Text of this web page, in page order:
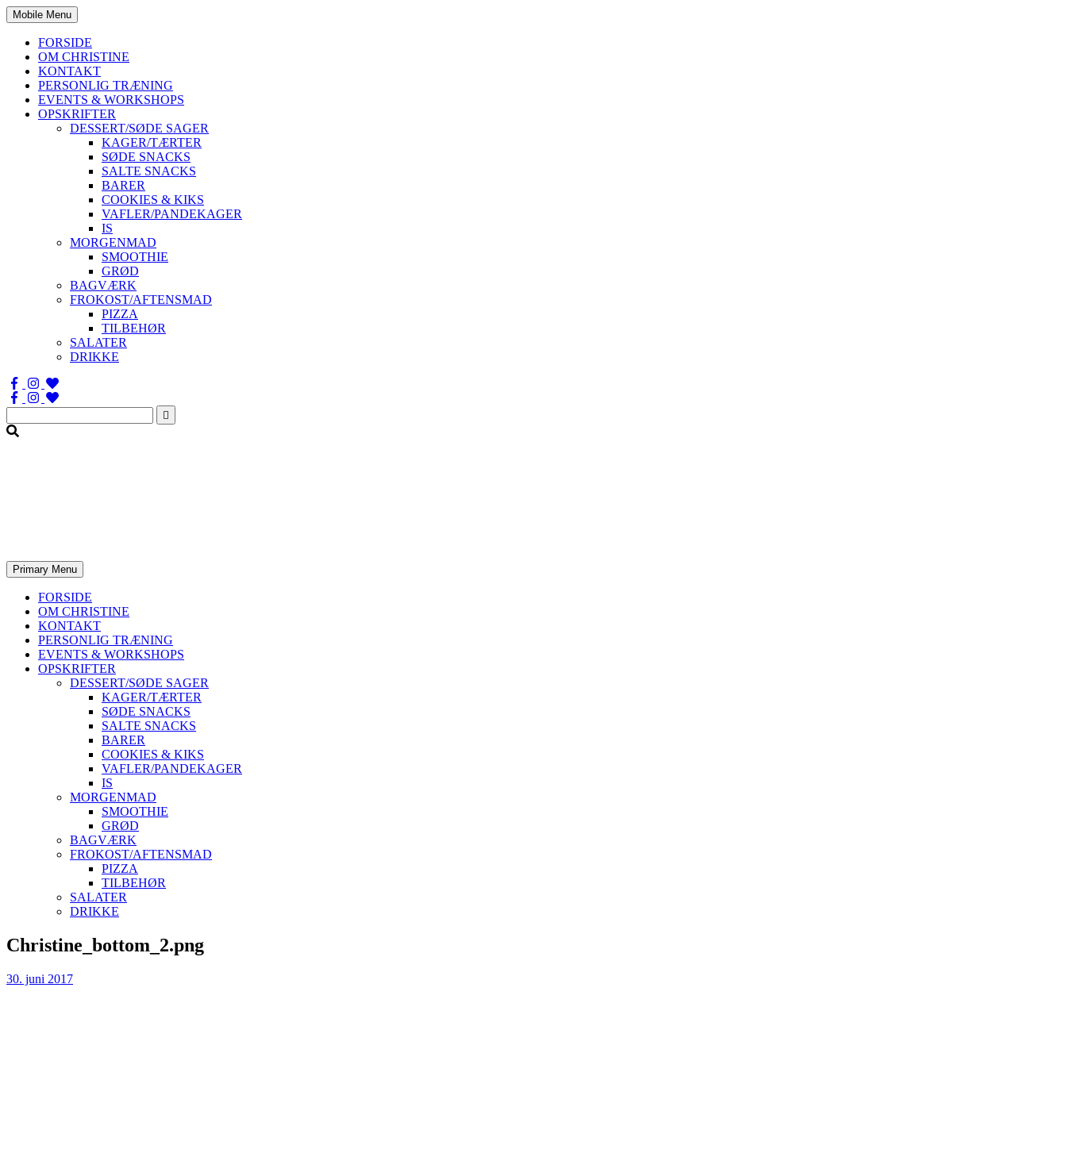
Mobile Menu
FORSIDE
OM CHRISTINE
KONTAKT
PERSONLIG TRÆNING
EVENTS & WORKSHOPS
OPSKRIFTER
DESSERT/SØDE SAGER
KAGER/TÆRTER
SØDE SNACKS
SALTE SNACKS
BARER
COOKIES & KIKS
VAFLER/PANDEKAGER
IS
MORGENMAD
SMOOTHIE
GRØD
BAGVÆRK
FROKOST/AFTENSMAD
PIZZA
TILBEHØR
SALATER
DRIKKE
Søg
efter:
Primary Menu
FORSIDE
OM CHRISTINE
KONTAKT
PERSONLIG TRÆNING
EVENTS & WORKSHOPS
OPSKRIFTER
DESSERT/SØDE SAGER
KAGER/TÆRTER
SØDE SNACKS
SALTE SNACKS
BARER
COOKIES & KIKS
VAFLER/PANDEKAGER
IS
MORGENMAD
SMOOTHIE
GRØD
BAGVÆRK
FROKOST/AFTENSMAD
PIZZA
TILBEHØR
SALATER
DRIKKE
Skip
to
Christine_bottom_2.png
30. juni 2017